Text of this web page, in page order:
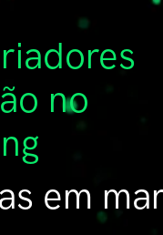
no
em